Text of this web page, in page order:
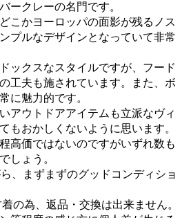
ークレーの名門です。
こかヨーロッパの面影が残るノス
プルなデザインとなっていて非常
ックスなスタイルですが、フード
工夫も施されています。また、ボ
に魅力的です。
アウトドアアイテムも立派なヴィ
もおかしくないように思います。
高価ではないのですがいずれ数も
しょう。
、まずまずのグッドコンディショ
の為、返品・交換は出来ません。